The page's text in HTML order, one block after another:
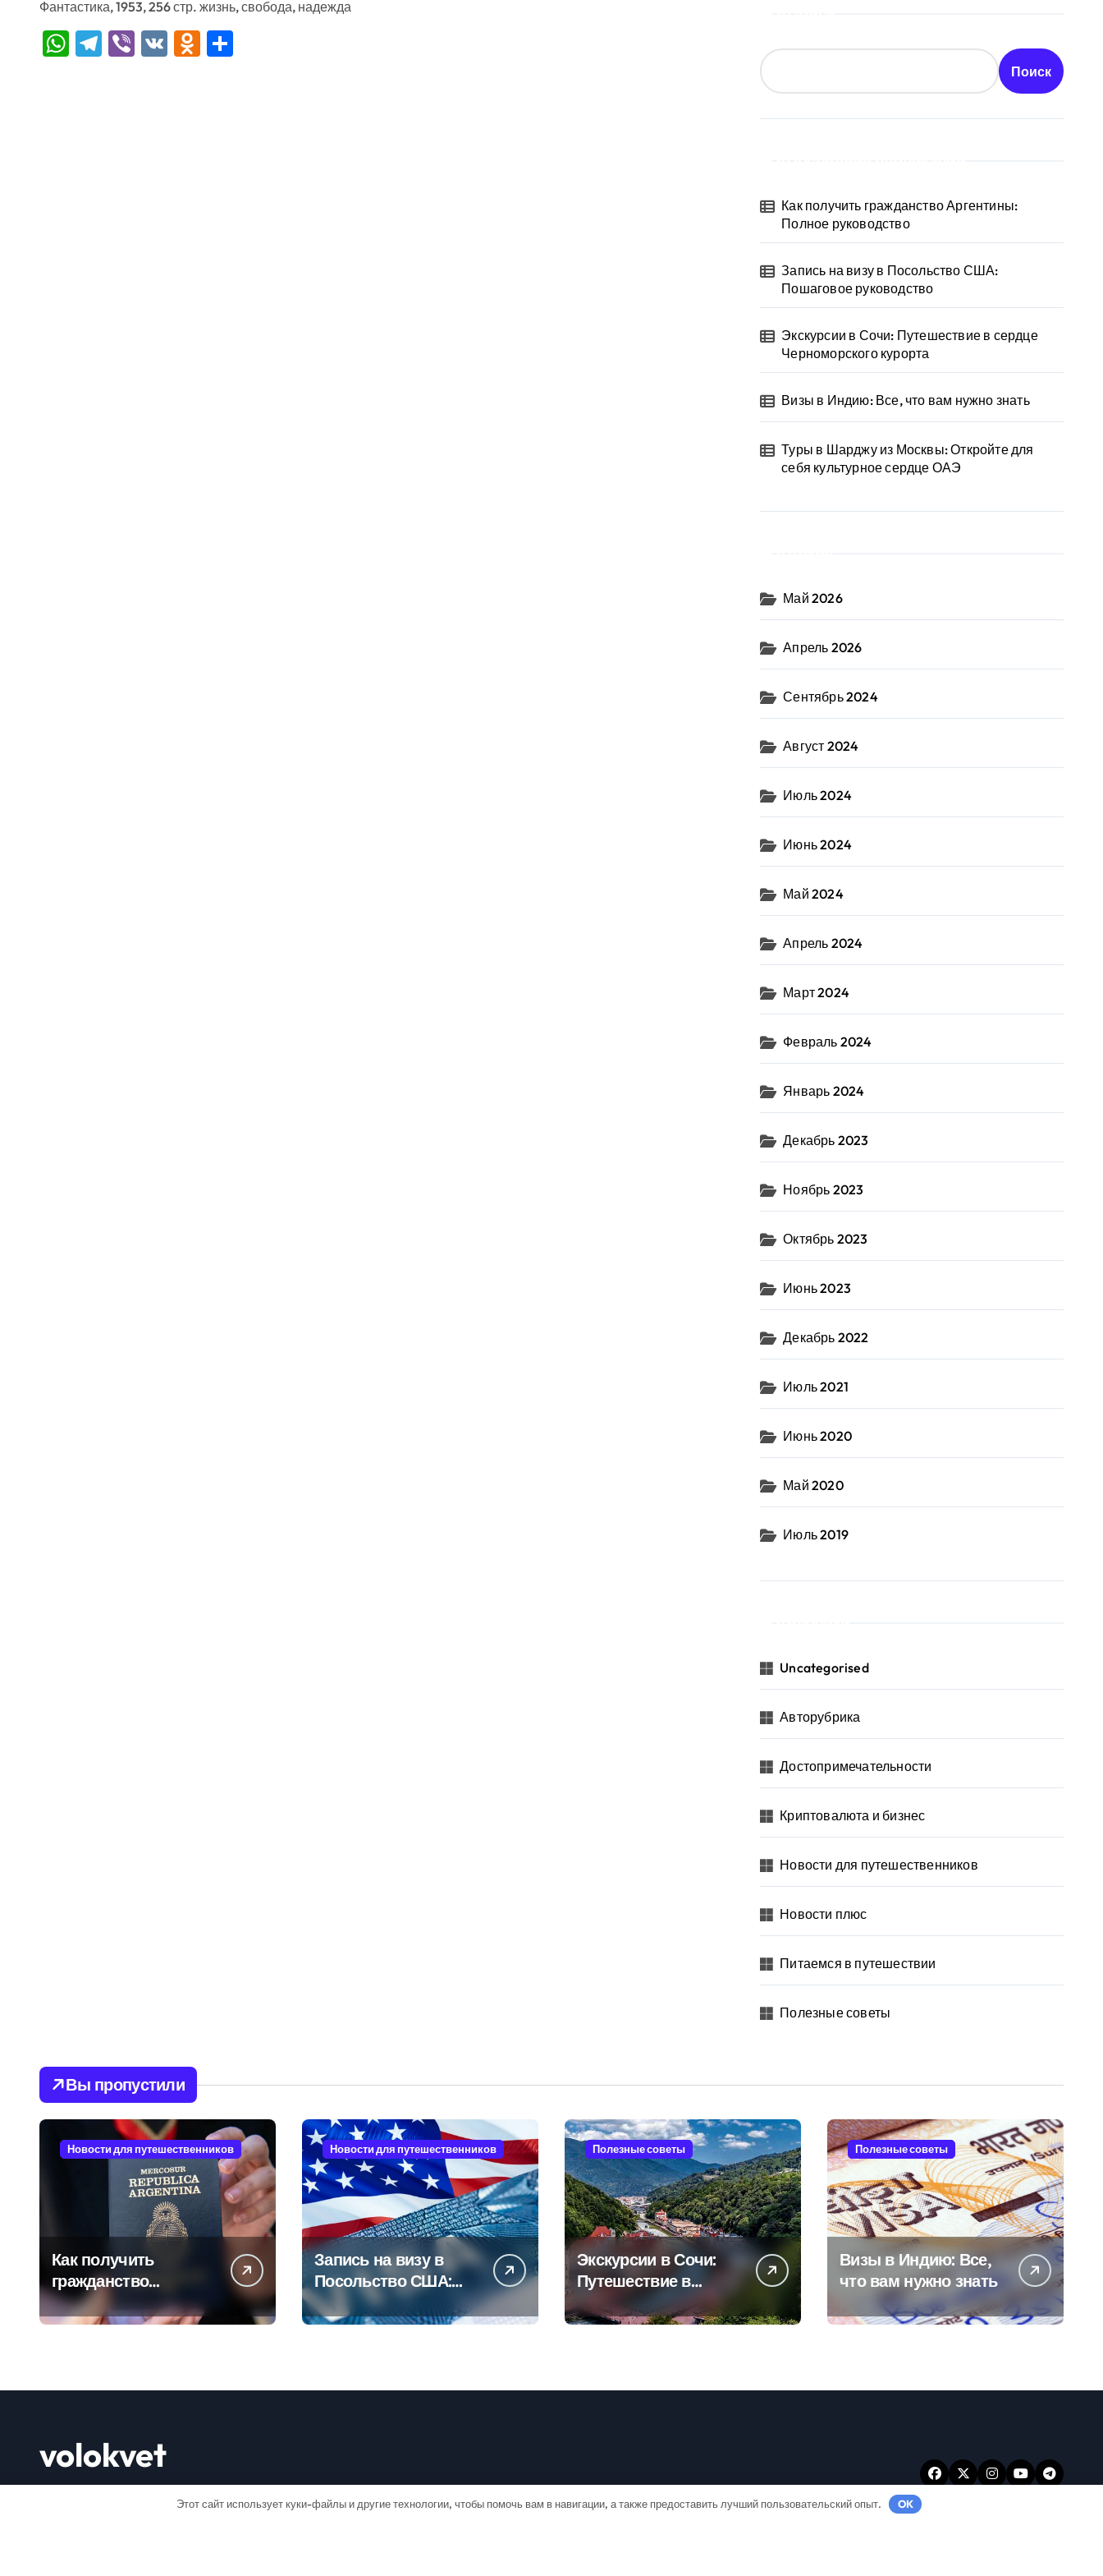
Фантастика, 1953, 256 стр. жизнь, свобода, надежда
WhatsApp
Telegram
Viber
VK Odnoklassniki
Поиск
Как получить гражданство Аргентины:
Полное руководство
Запись на визу в Посольство США:
Пошаговое руководство
Экскурсии в Сочи: Путешествие в сердце
Черноморского курорта
Визы в Индию: Все, что вам нужно знать
Туры в Шарджу из Москвы: Откройте для
себя культурное сердце ОАЭ
Май 2026
Апрель 2026
Сентябрь 2024
Август 2024
Июль 2024
Июнь 2024
Май 2024
Апрель 2024
Март 2024
Февраль 2024
Январь 2024
Декабрь 2023
Ноябрь 2023
Октябрь 2023
Июнь 2023
Декабрь 2022
Июль 2021
Июнь 2020
Май 2020
Июль 2019
Uncategorised
Авторубрика
Достопримечательности
Криптовалюта и бизнес
Новости для путешественников
Новости плюс
Питаемся в путешествии
Полезные советы
Вы пропустили
Новости для путешественников
Как получить
гражданство
Аргентины: Полное
руководство
Новости для путешественников
Запись на визу в
Посольство США:
Пошаговое
руководство
Полезные советы
Экскурсии в Сочи:
Путешествие в
сердце
Черноморского
Полезные советы
Визы в Индию: Все,
что вам нужно знать
volokvet
Этот сайт использует куки-файлы и другие технологии, чтобы помочь вам в навигации, а также предоставить лучший пользовательский опыт. OK